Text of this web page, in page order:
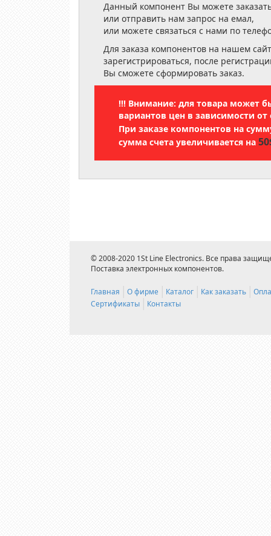
Данный компонент Вы можете
или отправить нам запрос на емал,
или можете связаться с нами по
Для заказа компонентов на нашем
зарегистрироваться, после
Вы сможете сформировать заказ.
!!! Внимание: для товара может
вариантов цен в зависимости от
При заказе компонентов на
сумма счета увеличивается на
© 2008-2020 1St Line Electronics. Все права
Поставка электронных компонентов.
Главная О фирме Каталог Как заказать
Сертификаты
Контакты